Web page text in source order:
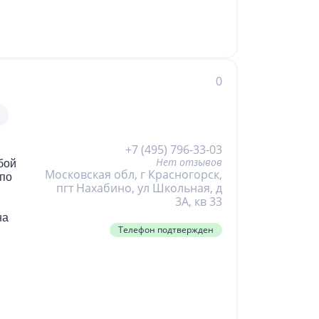
к
с
0
+7 (495) 796-33-03
Нет отзывов
Московская обл, г Красногорск,
пгт Нахабино, ул Школьная, д
3А, кв 33
Телефон подтвержден